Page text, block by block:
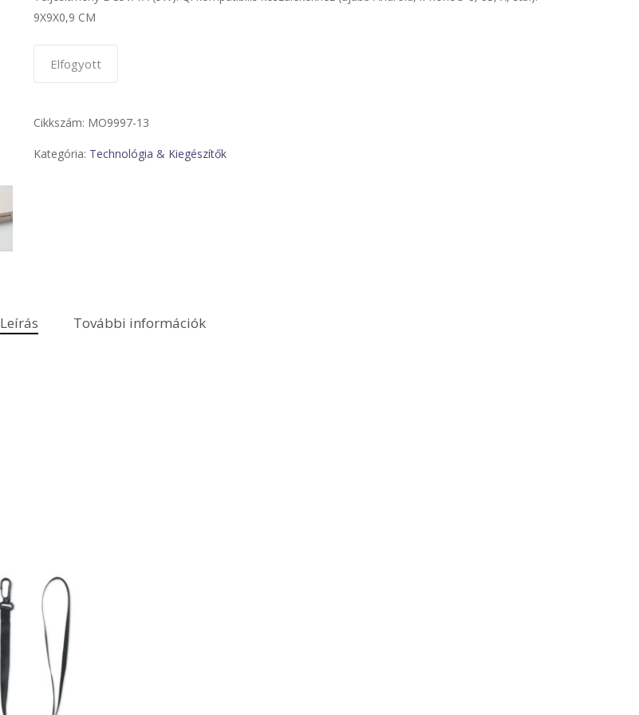
9X9X0,9 CM
Elfogyott
Cikkszám: MO9997-13
Kategória: Technológia & Kiegészítők
Leírás További információk